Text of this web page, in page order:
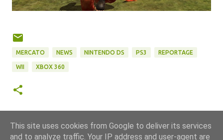
MERCATO NEWS NINTENDO DS PS3 REPORTAGE
WII XBOX 360
This site uses cookies from Google to deliver its services
and to analyze traffic. Your IP address and user-agent are